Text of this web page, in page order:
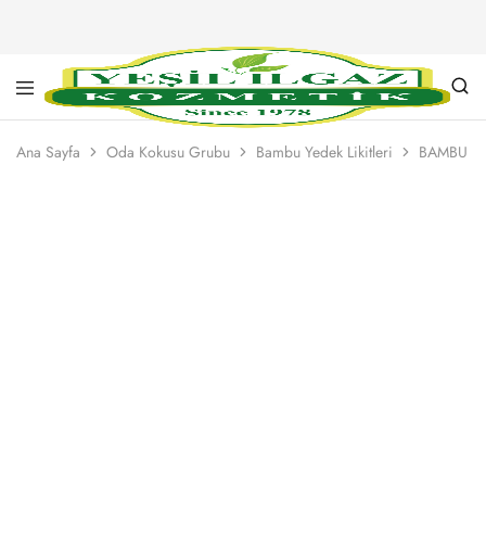
Ilgaz
Kozmetik
Asırlık
Kalite
Ana Sayfa Oda Kokusu Grubu Bambu Yedek Likitleri BAMBU